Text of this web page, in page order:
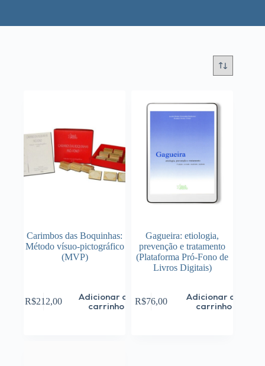
Carimbos das Boquinhas:
Método vísuo-pictográfico
(MVP)
R$212,00
Adicionar ao
carrinho
Gagueira: etiologia,
prevenção e tratamento
(Plataforma Pró-Fono de
Livros Digitais)
R$76,00
Adicionar ao
carrinho